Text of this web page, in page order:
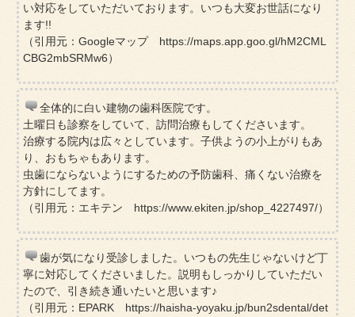
い対応をしていただいております。いつも大変お世話になり
ます!!
（引用元：Googleマップ https://maps.app.goo.gl/hM2CML
CBG2mbSRMw6）
全体的に白い建物の歯科医院です。
土曜日も診察をしていて、訪問治療もしてくださいます。
治療する院内は広々としています。子供ようの小上がりもあ
り、おもちゃもあります。
虫歯にならないようにするための予防歯科、痛くない治療を
方針にしてます。
（引用元：エキテン https://www.ekiten.jp/shop_4227497/）
歯が気になり受診しました。いつもの先生じゃないけど丁
寧に対応してくださいました。説明もしっかりしていただい
たので、引き続き通いたいと思います♪
（引用元：EPARK https://haisha-yoyaku.jp/bun2sdental/det